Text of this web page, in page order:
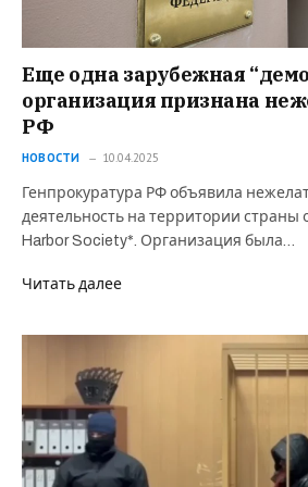
Еще одна зарубежная
организация признана
РФ
НОВОСТИ 10.04.2025
Генпрокуратура РФ объявила
деятельность на территории страны
Harbor Society*. Организация была…
Читать далее